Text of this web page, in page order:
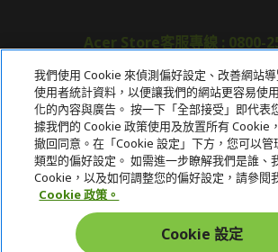
置
Acer Store客服專線 : 0800-
關於宏碁
服務
宏碁網路商城
在社群上追蹤 Acer
我們使用 Cookie 來偵測偏好設定、改善網站
使用者統計資料，以便讓我們的網站更容易使
化的內容與廣告。 按一下「全部接受」即代表
據我們的 Cookie 政策使用及放置所有 Cookie
撤回同意。在「Cookie 設定」下方，您可以管
類型的偏好設定。 如需進一步瞭解我們是誰、
Cookie，以及如何調整您的偏好設定，請參閱
Cookie 政策。
Cookie 設定